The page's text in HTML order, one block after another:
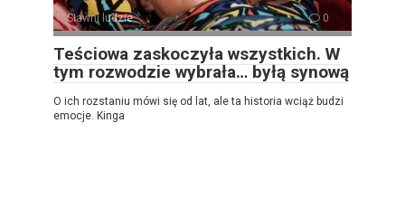
Sławni ludzie 0
Teściowa zaskoczyła wszystkich. W
tym rozwodzie wybrała… byłą synową
O ich rozstaniu mówi się od lat, ale ta historia wciąż budzi
emocje. Kinga